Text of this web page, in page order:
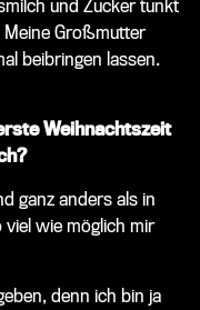
und Zucker tunkt
Großmutter
beibringen lassen.
Weihnachtszeit
ganz anders als in
viel wie möglich mir
denn ich bin ja